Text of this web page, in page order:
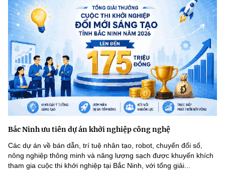
Chọn ngôn ngữ
Vietnamese
BỘ KHOA HỌC VÀ CÔNG NGHỆ
MINISTRY OF SCIENCE AND TECHNOLOGY
Điều khoản sử dụng Theo dõi MST: Góp ý
Chịu trách nhiệm nội dung: Nguyễn Thị Hải Hằng
Giám đốc Trung tâm Truyền thông Khoa học và Công nghệ.
Bắc Ninh ưu tiên dự án khởi nghiệp công nghệ
Các dự án về bán dẫn, trí tuệ nhân tạo, robot, chuyển đổi số,
nông nghiệp thông minh và năng lượng sạch được khuyến khích
tham gia cuộc thi khởi nghiệp tại Bắc Ninh, với tổng giải...